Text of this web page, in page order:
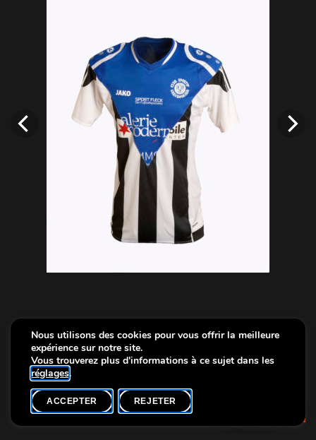
Floor Wesseling (*1975), series “Blood in Blood out”, Luxembourg
Nous utilisons des cookies pour vous offrir la meilleure
expérience sur notre site.
Vous trouverez plus d'informations à ce sujet dans les
réglages.
ACCEPTER REJETER